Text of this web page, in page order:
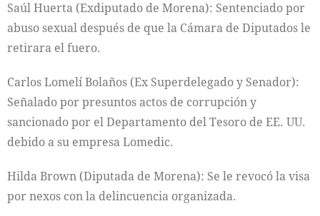
Saúl Huerta (Exdiputado de Morena): Sentenciado por
abuso sexual después de que la Cámara de Diputados le
retirara el fuero.
Carlos Lomelí Bolaños (Ex Superdelegado y Senador):
Señalado por presuntos actos de corrupción y
sancionado por el Departamento del Tesoro de EE. UU.
debido a su empresa Lomedic.
Hilda Brown (Diputada de Morena): Se le revocó la visa
por nexos con la delincuencia organizada.